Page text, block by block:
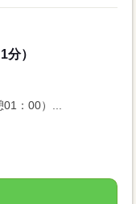
）
：00）...